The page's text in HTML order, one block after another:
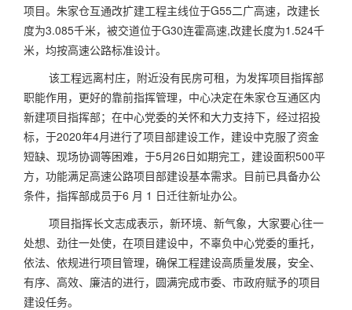
项目。朱家仓互通改扩建工程主线位于G55二广高速，改建长
度为3.085千米，被交道位于G30连霍高速,改建长度为1.524千
米，均按高速公路标准设计。
该工程远离村庄，附近没有民房可租，为发挥项目指挥部
职能作用，更好的靠前指挥管理，中心决定在朱家仓互通区内
新建项目指挥部；在中心党委的关怀和大力支持下，经过招投
标，于2020年4月进行了项目部建设工作，建设中克服了资金
短缺、现场协调等困难，于5月26日如期完工，建设面积500平
方，功能满足高速公路项目部建设基本需求。目前已具备办公
条件，指挥部成员于6 月 1 日迁往新址办公。
项目指挥长文志成表示，新环境、新气象，大家要心往一
处想、劲往一处使，在项目建设中，不辜负中心党委的重托，
依法、依规进行项目管理，确保工程建设高质量发展，安全、
有序、高效、廉洁的进行，圆满完成市委、市政府赋予的项目
建设任务。